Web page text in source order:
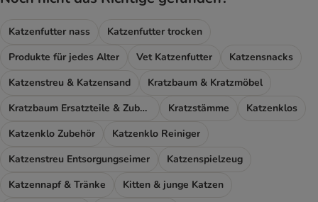
Katzenfutter nass
Katzenfutter trocken
Produkte für jedes Alter
Vet Katzenfutter
Katzensnacks
Katzenstreu & Katzensand
Kratzbaum & Kratzmöbel
Kratzbaum Ersatzteile & Zubehör
Kratzstämme
Katzenklos
Katzenklo Zubehör
Katzenklo Reiniger
Katzenstreu Entsorgungseimer
Katzenspielzeug
Katzennapf & Tränke
Kitten & junge Katzen